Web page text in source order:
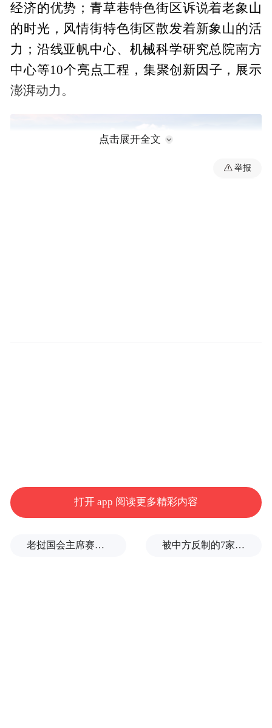
经济的优势；青草巷特色街区诉说着老象山
的时光，风情街特色街区散发着新象山的活
力；沿线亚帆中心、机械科学研究总院南方
中心等10个亮点工程，集聚创新因子，展示
澎湃动力。
点击展开全文
举报
打开 app 阅读更多精彩内容
老挝国会主席赛宋蓬逝世 被中方反制的7家美国实体有何来头？